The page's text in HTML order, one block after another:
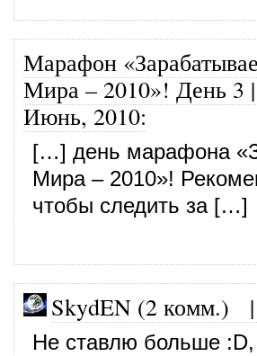
Марафон
Мира – 2010»! День 3
Июнь, 2010:
[…] день марафона
Мира – 2010»!
чтобы следить за […]
SkydEN (2 комм.) |
Не ставлю больше :D,